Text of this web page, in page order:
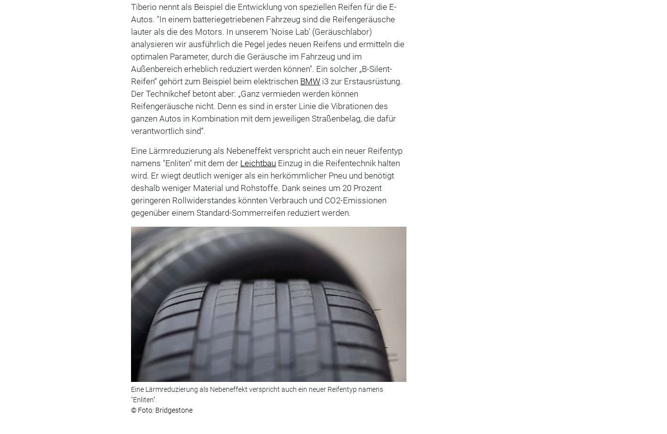
Tiberio nennt als Beispiel die Entwicklung von speziellen Reifen für die E-
Autos. "In einem batteriegetriebenen Fahrzeug sind die Reifengeräusche
lauter als die des Motors. In unserem 'Noise Lab' (Geräuschlabor)
analysieren wir ausführlich die Pegel jedes neuen Reifens und ermitteln die
optimalen Parameter, durch die Geräusche im Fahrzeug und im
Außenbereich erheblich reduziert werden können". Ein solcher „B-Silent-
Reifen“ gehört zum Beispiel beim elektrischen BMW i3 zur Erstausrüstung.
Der Technikchef betont aber: „Ganz vermieden werden können
Reifengeräusche nicht. Denn es sind in erster Linie die Vibrationen des
ganzen Autos in Kombination mit dem jeweiligen Straßenbelag, die dafür
verantwortlich sind“.
Eine Lärmreduzierung als Nebeneffekt verspricht auch ein neuer Reifentyp
namens "Enliten" mit dem der Leichtbau Einzug in die Reifentechnik halten
wird. Er wiegt deutlich weniger als ein herkömmlicher Pneu und benötigt
deshalb weniger Material und Rohstoffe. Dank seines um 20 Prozent
geringeren Rollwiderstandes könnten Verbrauch und CO2-Emissionen
gegenüber einem Standard-Sommerreifen reduziert werden.
Eine Lärmreduzierung als Nebeneffekt verspricht auch ein neuer Reifentyp namens
"Enliten".
© Foto: Bridgestone